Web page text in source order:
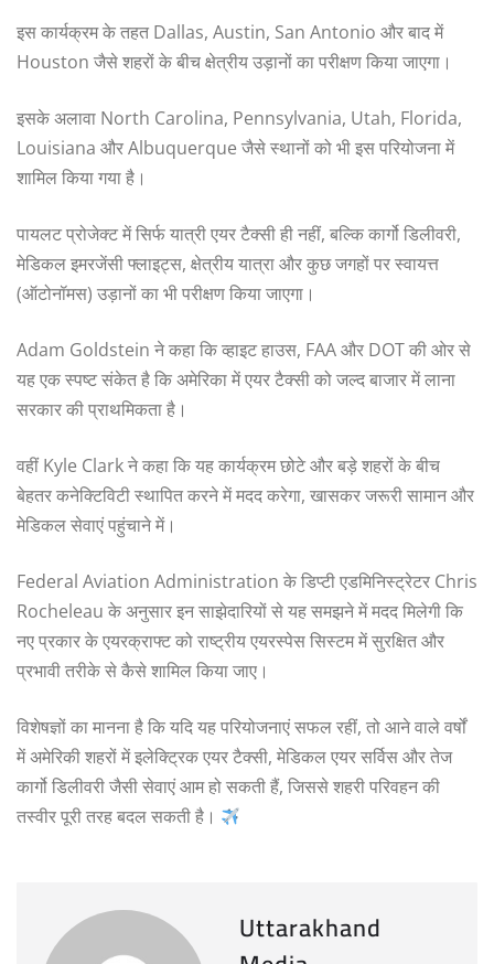
इस कार्यक्रम के तहत Dallas, Austin, San Antonio और बाद में
Houston जैसे शहरों के बीच क्षेत्रीय उड़ानों का परीक्षण किया जाएगा।
इसके अलावा North Carolina, Pennsylvania, Utah, Florida,
Louisiana और Albuquerque जैसे स्थानों को भी इस परियोजना में
शामिल किया गया है।
पायलट प्रोजेक्ट में सिर्फ यात्री एयर टैक्सी ही नहीं, बल्कि कार्गो डिलीवरी,
मेडिकल इमरजेंसी फ्लाइट्स, क्षेत्रीय यात्रा और कुछ जगहों पर स्वायत्त
(ऑटोनॉमस) उड़ानों का भी परीक्षण किया जाएगा।
Adam Goldstein ने कहा कि व्हाइट हाउस, FAA और DOT की ओर से
यह एक स्पष्ट संकेत है कि अमेरिका में एयर टैक्सी को जल्द बाजार में लाना
सरकार की प्राथमिकता है।
वहीं Kyle Clark ने कहा कि यह कार्यक्रम छोटे और बड़े शहरों के बीच
बेहतर कनेक्टिविटी स्थापित करने में मदद करेगा, खासकर जरूरी सामान और
मेडिकल सेवाएं पहुंचाने में।
Federal Aviation Administration के डिप्टी एडमिनिस्ट्रेटर Chris
Rocheleau के अनुसार इन साझेदारियों से यह समझने में मदद मिलेगी कि
नए प्रकार के एयरक्राफ्ट को राष्ट्रीय एयरस्पेस सिस्टम में सुरक्षित और
प्रभावी तरीके से कैसे शामिल किया जाए।
विशेषज्ञों का मानना है कि यदि यह परियोजनाएं सफल रहीं, तो आने वाले वर्षों
में अमेरिकी शहरों में इलेक्ट्रिक एयर टैक्सी, मेडिकल एयर सर्विस और तेज
कार्गो डिलीवरी जैसी सेवाएं आम हो सकती हैं, जिससे शहरी परिवहन की
तस्वीर पूरी तरह बदल सकती है।
Uttarakhand